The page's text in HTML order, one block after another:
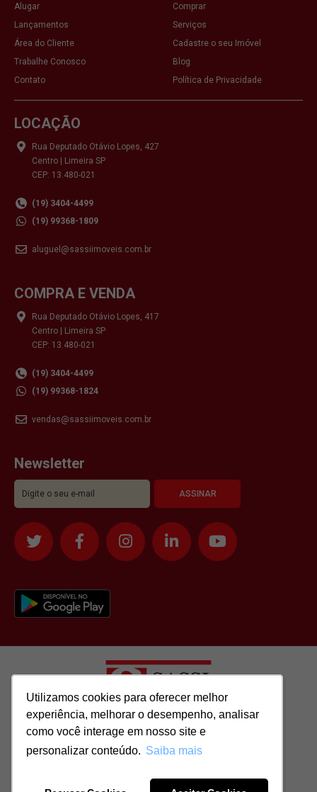
Utilizamos cookies para oferecer melhor
experiência, melhorar o desempenho, analisar
como você interage em nosso site e
personalizar conteúdo. Saiba mais
Utilizamos cookies para oferecer melhor
experiência, melhorar o desempenho, analisar
como você interage em nosso site e
personalizar conteúdo. Saiba mais
Alugar
Comprar
Lançamentos
Serviços
Área do Cliente
Cadastre o seu Imóvel
Trabalhe Conosco
Blog
Contato
Política de Privacidade
LOCAÇÃO
Rua Deputado Otávio Lopes, 427
Centro | Limeira SP
CEP: 13.480-021
(19) 3404-4499
(19) 99368-1809
aluguel@sassiimoveis.com.br
COMPRA E VENDA
Rua Deputado Otávio Lopes, 417
Centro | Limeira SP
CEP: 13.480-021
(19) 3404-4499
(19) 99368-1824
vendas@sassiimoveis.com.br
Newsletter
Todos os direitos reservados para: SASSI IMÓVEIS LTDA | CNPJ:
51.417.293/0001-48 | CRECI: J-04970/1